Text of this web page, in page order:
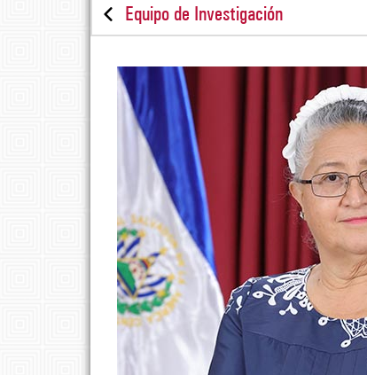
Equipo de Investigación